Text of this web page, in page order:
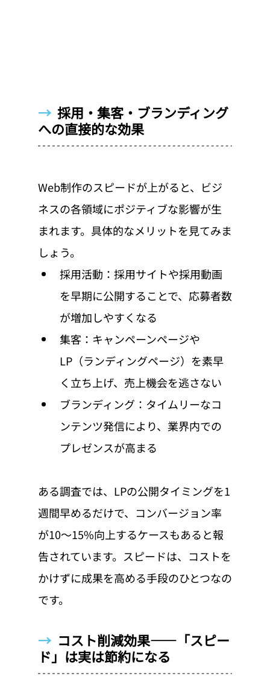
→ 採用・集客・ブランディング
への直接的な効果
Web制作のスピードが上がると、ビジ
ネスの各領域にポジティブな影響が生
まれます。具体的なメリットを見てみま
しょう。
採用活動：採用サイトや採用動画
を早期に公開することで、応募者数
が増加しやすくなる
集客：キャンペーンページや
LP（ランディングページ）を素早
く立ち上げ、売上機会を逃さない
ブランディング：タイムリーなコ
ンテンツ発信により、業界内での
プレゼンスが高まる
ある調査では、LPの公開タイミングを1
週間早めるだけで、コンバージョン率
が10〜15%向上するケースもあると報
告されています。スピードは、コストを
かけずに成果を高める手段のひとつなの
です。
→ コスト削減効果——「スピー
ド」は実は節約になる